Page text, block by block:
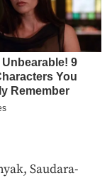
Saudara-